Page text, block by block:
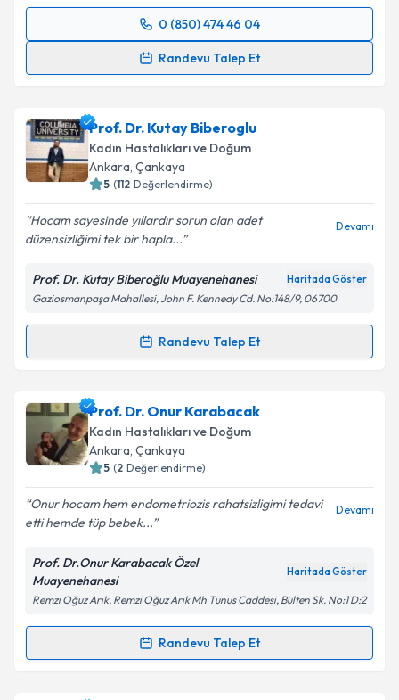
0 (850) 474 46 04
Randevu Talep Et
Randevu Takvimi Talebi
takvim hazırlandığında e-posta ile bilgilendireceğiz.
E-posta Adresiniz
Kişisel verilerimin işlenmesine ilişkin
kapsamda işlenmesini kabul ediyorum.
Takvim Talebini Gönder
Prof. Dr. Kutay Biberoglu
Kadın Hastalıkları ve Doğum
Ankara, Çankaya
5 (112 Değerlendirme)
Hocam sayesinde yıllardır sorun olan adet
düzensizliğimi tek bir hapla...
Devamı
Prof. Dr. Kutay Biberoğlu Muayenehanesi Haritada Göster
Gaziosmanpaşa Mahallesi, John F. Kennedy Cd. No:148/9, 06700
Randevu Talep Et
Randevu Takvimi Talebi
Prof. Dr. Kutay Biberogluiçin randevu takvimi talebi
oluşturun. Size bu uzmandan randevu almanız için bir
takvim hazırlandığında e-posta ile bilgilendireceğiz.
Kişisel verilerimin işlenmesine ilişkin
Aydınlatma
Metni'ni okudum ve kişisel verilerimin belirtilen
kapsamda işlenmesini kabul ediyorum.
Takvim Talebini Gönder
Prof. Dr. Onur Karabacak
Kadın Hastalıkları ve Doğum
Ankara, Çankaya
5 (2 Değerlendirme)
Onur hocam hem endometriozis rahatsizligimi tedavi
etti hemde tüp bebek...
Devamı
Prof. Dr.Onur Karabacak Özel
Muayenehanesi
Haritada Göster
Remzi Oğuz Arık, Remzi Oğuz Arık Mh Tunus Caddesi, Bülten Sk. No:1 D:2
Randevu Talep Et
Randevu Takvimi Talebi